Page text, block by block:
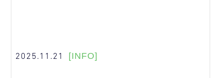
2025.11.21 [INFO]